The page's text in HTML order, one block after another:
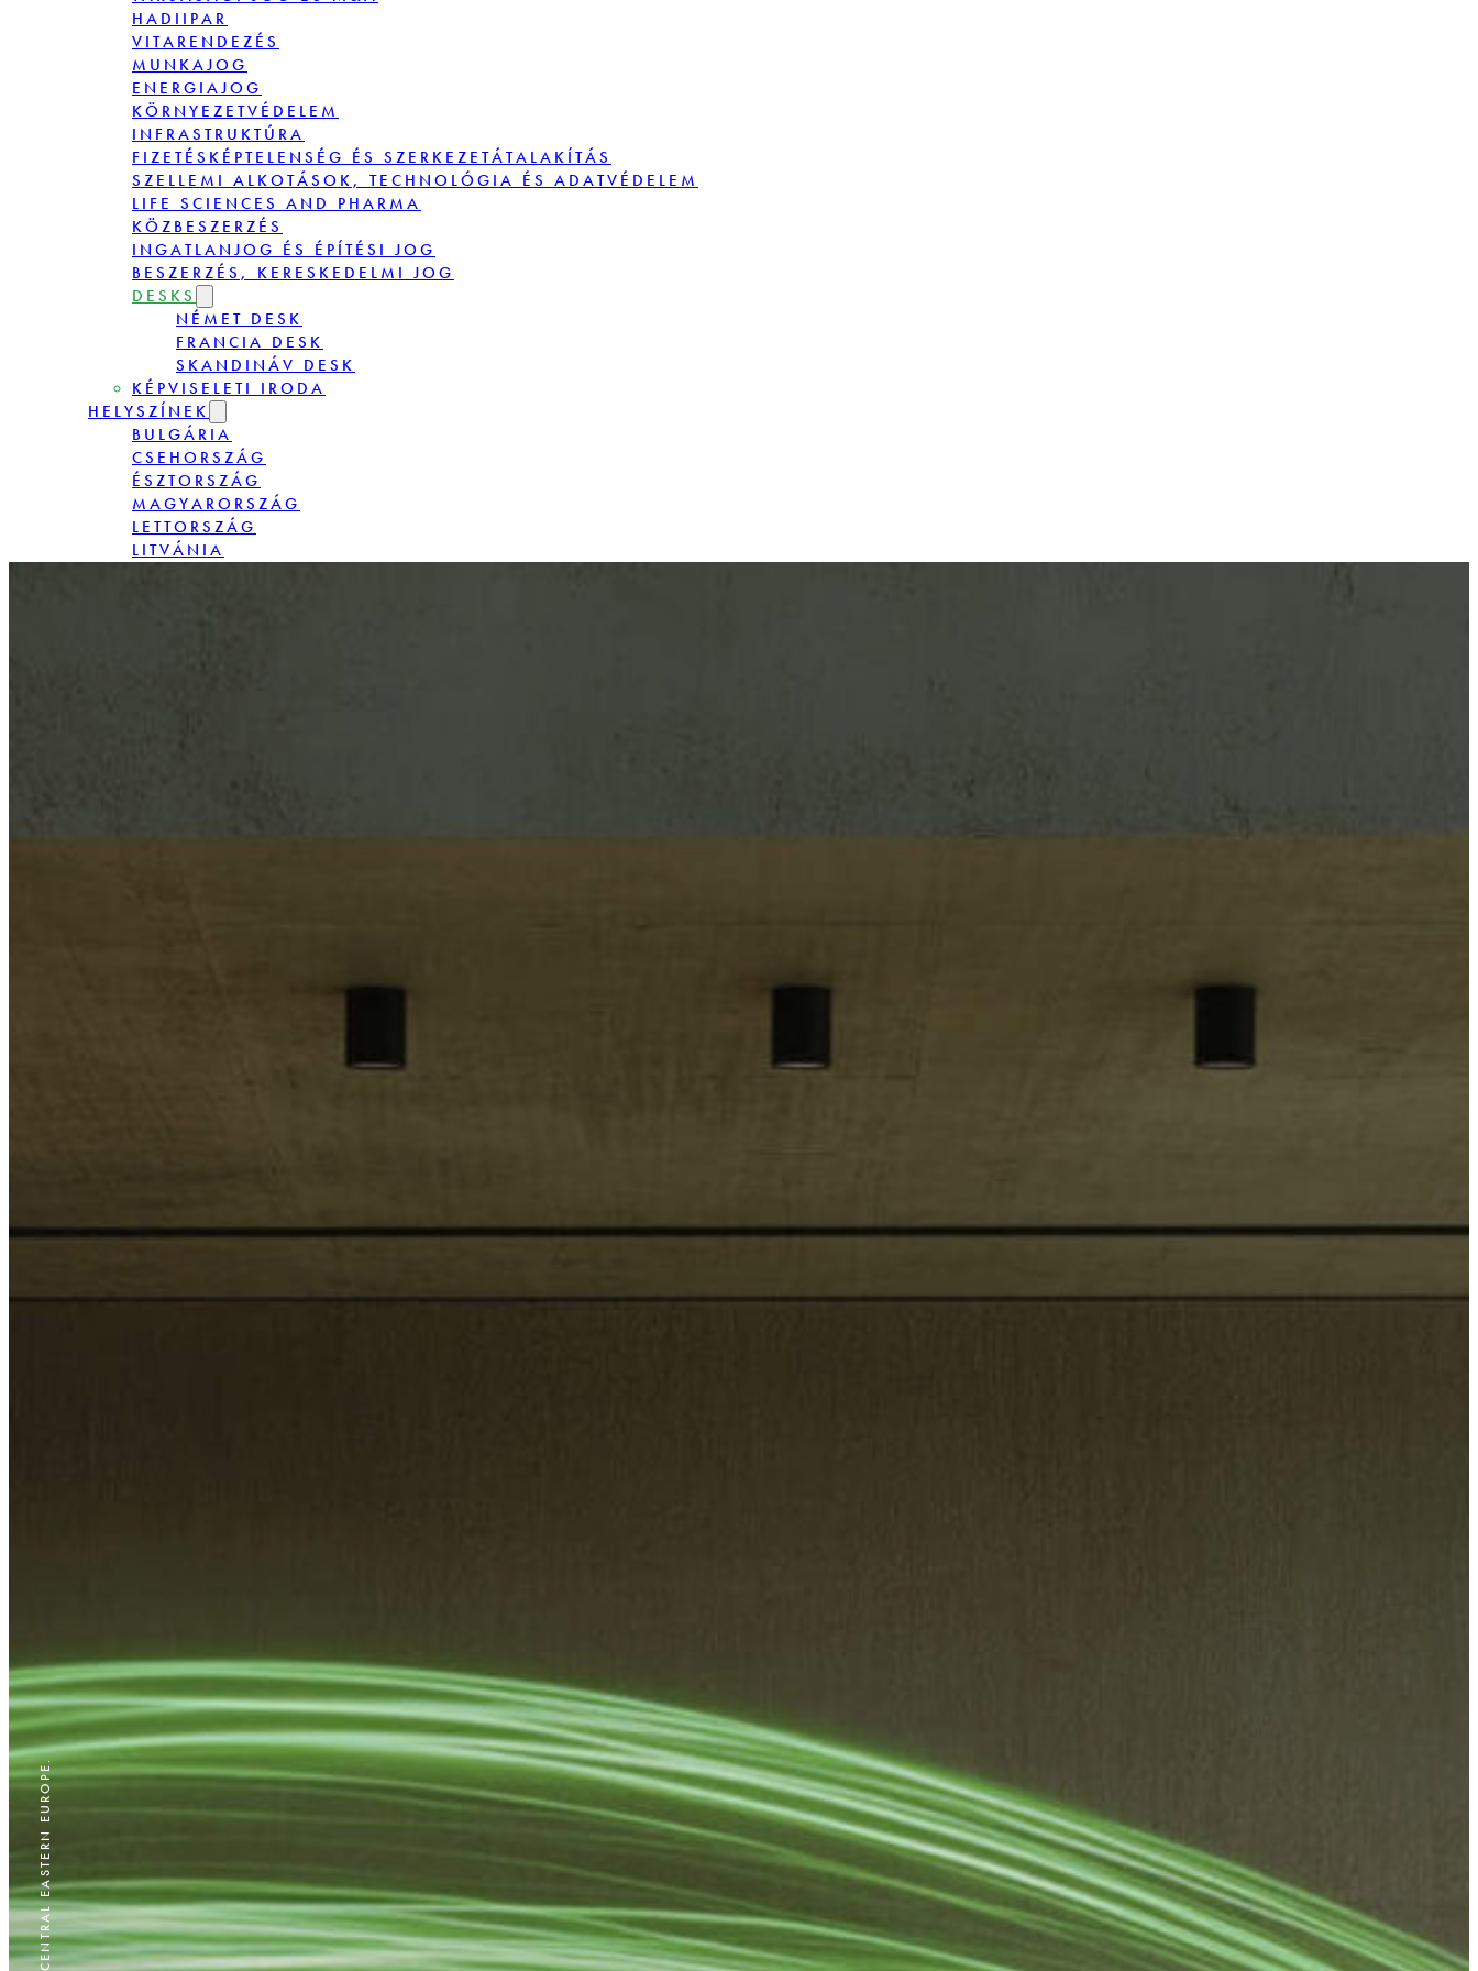
HADIIPAR
VITARENDEZÉS
MUNKAJOG
ENERGIAJOG
KÖRNYEZETVÉDELEM
INFRASTRUKTÚRA
FIZETÉSKÉPTELENSÉG ÉS SZERKEZETÁTALAKÍTÁS
SZELLEMI ALKOTÁSOK, TECHNOLÓGIA ÉS ADATVÉDELEM
LIFE SCIENCES AND PHARMA
KÖZBESZERZÉS
INGATLANJOG ÉS ÉPÍTÉSI JOG
BESZERZÉS, KERESKEDELMI JOG
DESKS
NÉMET DESK
FRANCIA DESK
SKANDINÁV DESK
KÉPVISELETI IRODA
HELYSZÍNEK
BULGÁRIA
CSEHORSZÁG
ÉSZTORSZÁG
MAGYARORSZÁG
LETTORSZÁG
LITVÁNIA